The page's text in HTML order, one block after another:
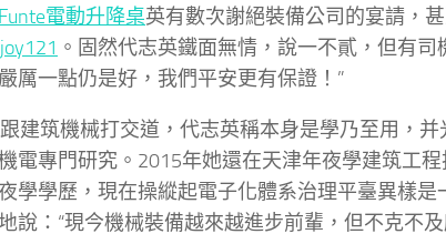
Funte電動升降桌英有數次謝絕裝備公司的宴請，
。固然代志英鐵面無情，說一不貳，但有司
厲一點仍是好，我們平安更有保證！”
建筑機械打交道，代志英稱本身是學乃至用，并
電專門研究。2015年她還在天津年夜學建筑工
學學歷，現在操縱起電子化體系治理平臺異樣是
說：“現今機械裝備越來越進步前輩，但不克不